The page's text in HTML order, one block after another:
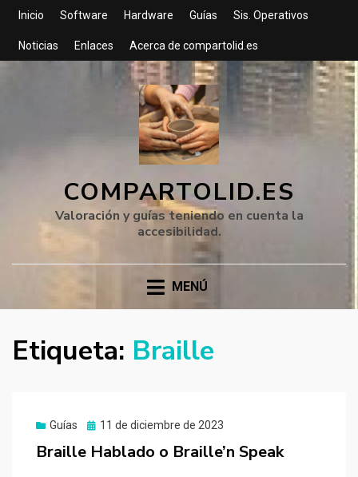
Inicio Software Hardware Guías Sis. Operativos
Noticias Enlaces Acerca de compartolid.es
COMPARTOLID.ES
Valoración y guías teniendo en cuenta la
accesibilidad.
MENÚ
Etiqueta: Braille
Guías
Publicado
11 de diciembre de 2023
Braille Hablado o Braille’n Speak